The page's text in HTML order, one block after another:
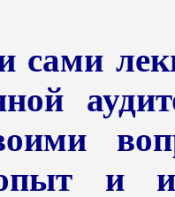
сами
и